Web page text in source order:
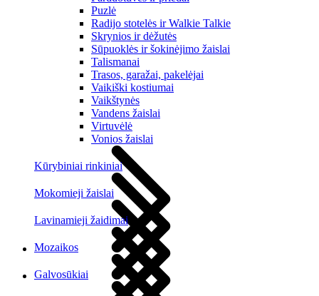
Puzlė
Radijo stotelės ir Walkie Talkie
Skrynios ir dėžutės
Sūpuoklės ir šokinėjimo žaislai
Talismanai
Trasos, garažai, pakelėjai
Vaikiški kostiumai
Vaikštynės
Vandens žaislai
Virtuvėlė
Vonios žaislai
Kūrybiniai rinkiniai
Mokomieji žaislai
Lavinamieji žaidimai
Mozaikos
Galvosūkiai